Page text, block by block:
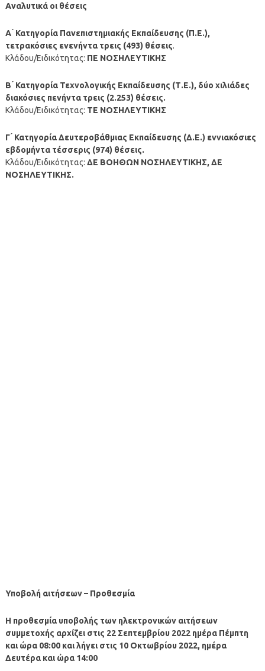
Αναλυτικά οι θέσεις
Α ́ Κατηγορία Πανεπιστημιακής Εκπαίδευσης (Π.Ε.),
τετρακόσιες ενενήντα τρεις (493) θέσεις.
Κλάδου/Ειδικότητας: ΠΕ ΝΟΣΗΛΕΥΤΙΚΗΣ
Β ́ Κατηγορία Τεχνολογικής Εκπαίδευσης (Τ.Ε.), δύο χιλιάδες
διακόσιες πενήντα τρεις (2.253) θέσεις.
Κλάδου/Ειδικότητας: ΤΕ ΝΟΣΗΛΕΥΤΙΚΗΣ
Γ ́ Κατηγορία Δευτεροβάθμιας Εκπαίδευσης (Δ.Ε.) εννιακόσιες
εβδομήντα τέσσερις (974) θέσεις.
Κλάδου/Ειδικότητας: ΔΕ ΒΟΗΘΩΝ ΝΟΣΗΛΕΥΤΙΚΗΣ, ΔΕ
ΝΟΣΗΛΕΥΤΙΚΗΣ.
Υποβολή αιτήσεων – Προθεσμία
Η προθεσμία υποβολής των ηλεκτρονικών αιτήσεων
συμμετοχής αρχίζει στις 22 Σεπτεμβρίου 2022 ημέρα Πέμπτη
και ώρα 08:00 και λήγει στις 10 Οκτωβρίου 2022, ημέρα
Δευτέρα και ώρα 14:00